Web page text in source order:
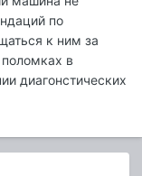
по
к ним за
в
диагонстических